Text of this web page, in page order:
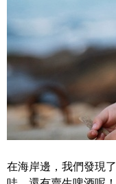
在海岸邊，我們發現